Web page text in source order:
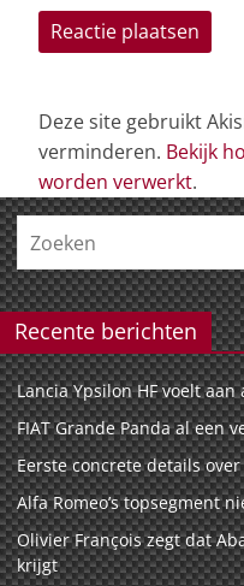
Deze site gebruikt
verminderen. Bekijk
worden verwerkt.
Recente berichten
Lancia Ypsilon HF voelt
FIAT Grande Panda al een
Eerste concrete details
Alfa Romeo’s topsegment
Olivier François zegt dat
krijgt